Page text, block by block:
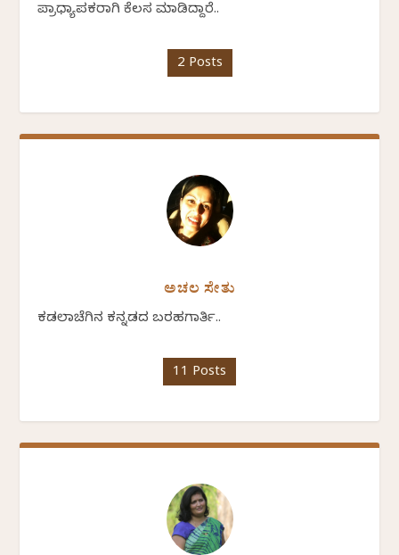
ಪ್ರಾಧ್ಯಾಪಕರಾಗಿ ಕೆಲಸ ಮಾಡಿದ್ದಾರೆ..
2 Posts
ಅಚಲ ಸೇತು
ಕಡಲಾಚೆಗಿನ ಕನ್ನಡದ ಬರಹಗಾರ್ತಿ..
11 Posts